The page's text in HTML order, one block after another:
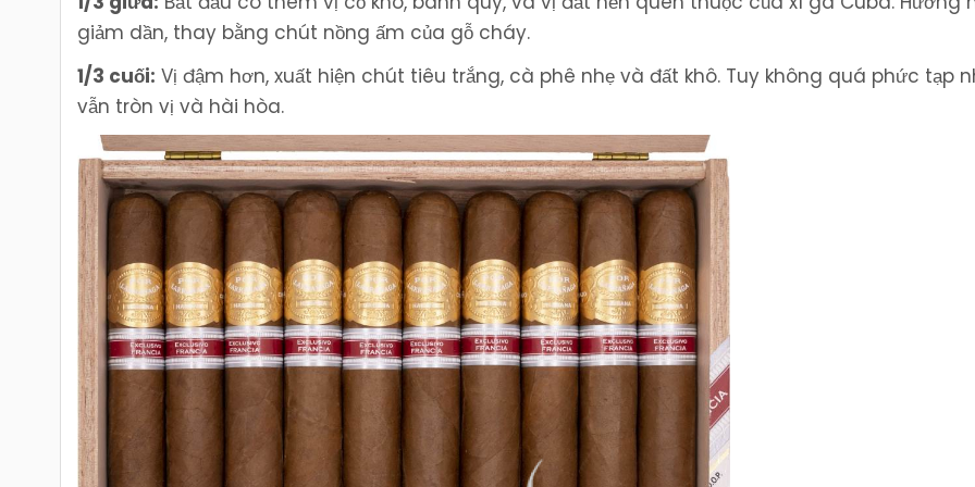
giảm dần, thay bằng chút nồng ấm của gỗ cháy.
1/3 cuối: Vị đậm hơn, xuất hiện chút tiêu trắng, cà phê nhẹ và đất khô. Tuy không quá phức tạp
vẫn tròn vị và hài hòa.